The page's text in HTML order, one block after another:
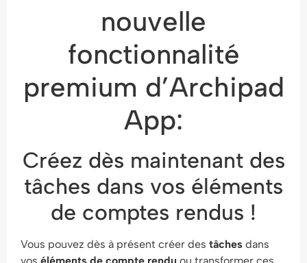
nouvelle
fonctionnalité
premium d’Archipad
App:
Créez dès maintenant des
tâches dans vos éléments
de comptes rendus !
Vous pouvez dès à présent créer des tâches dans